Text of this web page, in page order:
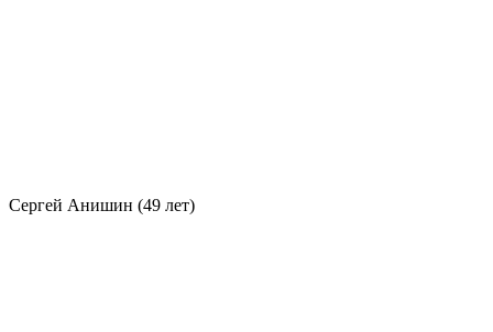
Сергей Анишин (49 лет)